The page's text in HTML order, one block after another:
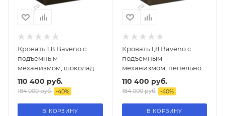
Кровать 1,8 Baveno с
подъемным
механизмом, шоколад
110 400 руб.
184 000руб. -40%
В КОРЗИНУ
Кровать 1,8 Baveno с
подъемным
механизмом, пепельно-
коричневый
110 400 руб.
184 000руб. -40%
В КОРЗИНУ